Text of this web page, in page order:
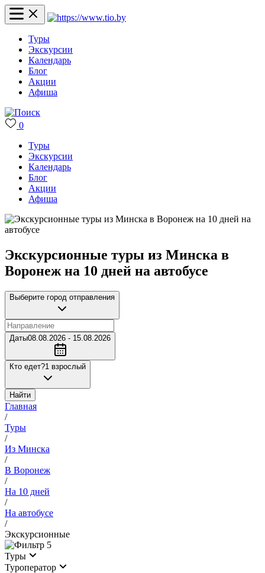
Туры
Экскурсии
Календарь
Блог
Акции
Афиша
0
Туры
Экскурсии
Календарь
Блог
Акции
Афиша
Экскурсионные туры из Минска в
Воронеж на 10 дней на автобусе
Выберите город отправления
Даты08.08.2026 - 15.08.2026
Кто едет?1 взрослый
Найти
Главная
/
Туры
/
Из Минска
/
В Воронеж
/
На 10 дней
/
На автобусе
/
Экскурсионные
5
Туры
Туроператор